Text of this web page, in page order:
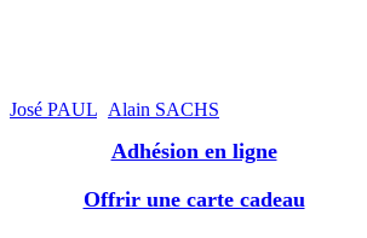
José PAUL Alain SACHS
Adhésion en ligne
Offrir une carte cadeau